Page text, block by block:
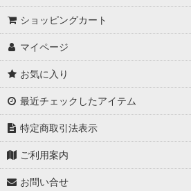
ショッピングカート
マイページ
お気に入り
最近チェックしたアイテム
特定商取引法表示
ご利用案内
お問い合せ